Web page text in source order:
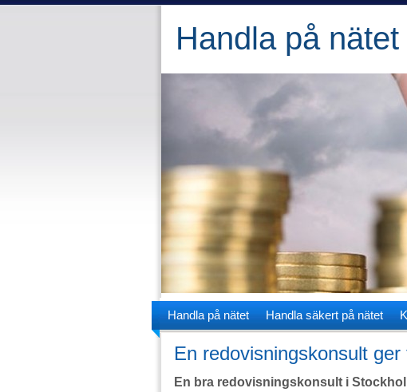
Handla på nätet
Handla på nätet Handla säkert på nätet
En redovisningskonsult
En bra redovisningskonsult i